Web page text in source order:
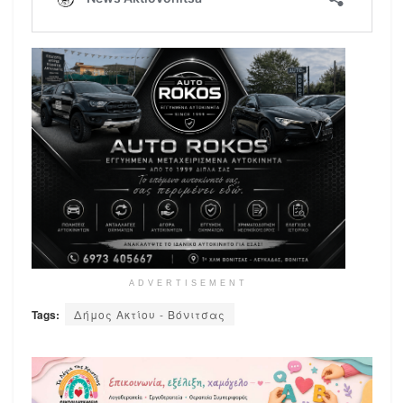
ADVERTISEMENT
Tags: Δήμος Ακτίου - Βόνιτσας